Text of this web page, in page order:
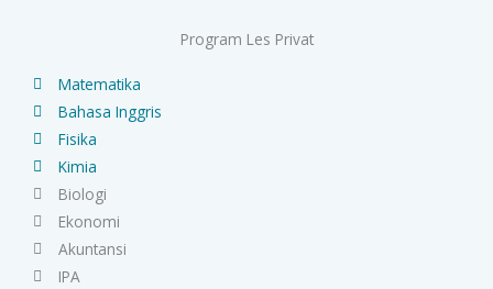
Program Les Privat
Matematika
Bahasa Inggris
Fisika
Kimia
Biologi
Ekonomi
Akuntansi
IPA